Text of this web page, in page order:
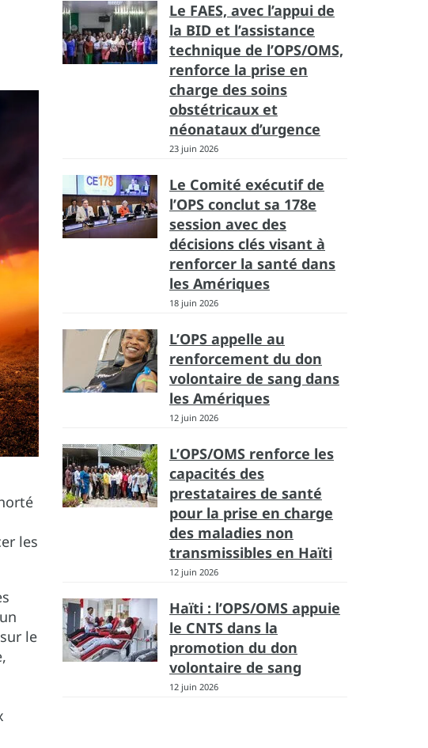
les
le
Le FAES, avec l’appui de
la BID et l’assistance
technique de l’OPS/OMS,
renforce la prise en
charge des soins
obstétricaux et
néonataux d’urgence
23 juin 2026
Le Comité exécutif de
l’OPS conclut sa 178e
session avec des
décisions clés visant à
renforcer la santé dans
les Amériques
18 juin 2026
L’OPS appelle au
renforcement du don
volontaire de sang dans
les Amériques
12 juin 2026
L’OPS/OMS renforce les
capacités des
prestataires de santé
pour la prise en charge
des maladies non
transmissibles en Haïti
12 juin 2026
Haïti : l’OPS/OMS appuie
le CNTS dans la
promotion du don
volontaire de sang
12 juin 2026